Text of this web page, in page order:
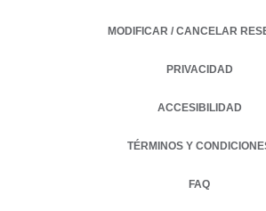
MODIFICAR / CANCELAR
PRIVACIDAD
OPENS IN A NEW
ACCESIBILIDAD
TÉRMINOS Y
FAQ